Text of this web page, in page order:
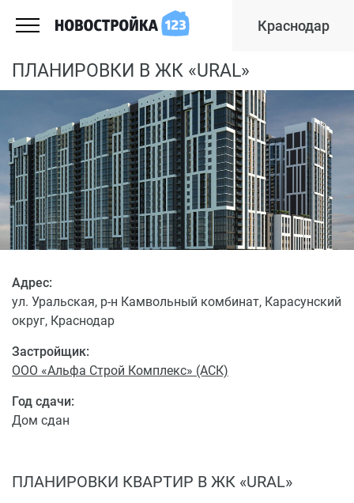
Краснодар
ПЛАНИРОВКИ В ЖК «URAL»
Застройщик:
ООО «Альфа Строй Комплекс» (АСК)
Адрес:
ул. Уральская, р-н Камвольный комбинат, Карасунский
округ, Краснодар
Год сдачи:
Дом сдан
ПЛАНИРОВКИ КВАРТИР В ЖК «URAL»